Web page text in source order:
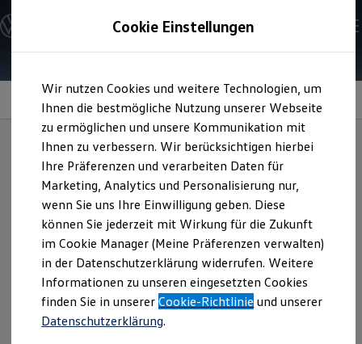
Hauptinhalt
springen
Footer
springen
Modelle und Konfigurator
Konfigurator
Modelle vergleichen
Elektroautos
ENERGY Sondermodelle
Nutzfahrzeuge
SUV und CUV
Familienautos
Kombis
Kompaktwagen
Sportwagen
Schnell verfügbare Fahrzeuge
Angebote und Produkte
Aktuelle Angebote
E-Auto-Förderung
Volkswagen Marktplatz
Die ENERGY Sondermodelle
Junge Gebrauchtwagen und Gebrauchtwagen
Volkswagen Zertifizierte Gebrauchtwagen
Elektromobilität bei Gebrauchtwagen
Reifentaschen-Set
Das vierteilige Reifentaschen-Set kann einen schonenden
Transport und die werterhaltende Lagerung Ihrer Räder in
Garage und Keller ermöglichen. Außen befinden sich
separate Taschen zur Aufbewahrung der Radbolzen. Durch
Kennzeichnung auf der Tasche ist eine einfache Zuordnung
der Räder möglich. Fragen Sie das Produkt gern bei Ihrem
VolkswagenPartner an.
Cookie Einstellungen
Wir nutzen Cookies und weitere Technologien, um
Ihnen die bestmögliche Nutzung unserer Webseite
zu ermöglichen und unsere Kommunikation mit
Ihnen zu verbessern. Wir berücksichtigen hierbei
Ihre Präferenzen und verarbeiten Daten für
Marketing, Analytics und Personalisierung nur,
wenn Sie uns Ihre Einwilligung geben. Diese
können Sie jederzeit mit Wirkung für die Zukunft
im Cookie Manager (Meine Präferenzen verwalten)
in der Datenschutzerklärung widerrufen. Weitere
Informationen zu unseren eingesetzten Cookies
finden Sie in unsererCookie-Richtlinie und unserer
Datenschutzerklärung.